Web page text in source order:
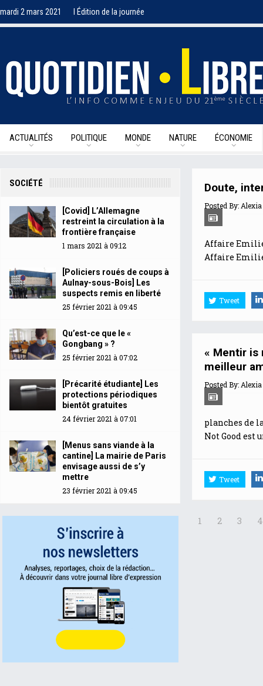
mardi 2 mars 2021 I Édition de la journée
ACTUALITÉS POLITIQUE MONDE NATURE ÉCONOMIE
Doute,
Posted By:
Affaire Emilie
Affaire Emilie
Tweet
« Mentir is
meilleur
Posted By:
planches de
Not Good est
Tweet
1 2 3 4
SOCIÉTÉ
[Covid] L’Allemagne
restreint la circulation à la
frontière française
1 mars 2021 à 09:12
[Policiers roués de coups à
Aulnay-sous-Bois] Les
suspects remis en liberté
25 février 2021 à 09:45
Qu’est-ce que le «
Gongbang » ?
25 février 2021 à 07:02
[Précarité étudiante] Les
protections périodiques
bientôt gratuites
24 février 2021 à 07:01
[Menus sans viande à la
cantine] La mairie de Paris
envisage aussi de s’y
mettre
23 février 2021 à 09:45